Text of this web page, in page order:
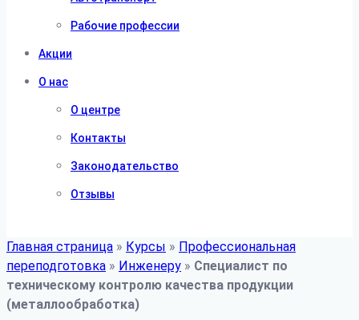
Рабочие профессии
Акции
О нас
О центре
Контакты
Законодательство
Отзывы
Главная страница » Курсы » Профессиональная
переподготовка » Инженеру » Специалист по
техническому контролю качества продукции
(металлообработка)